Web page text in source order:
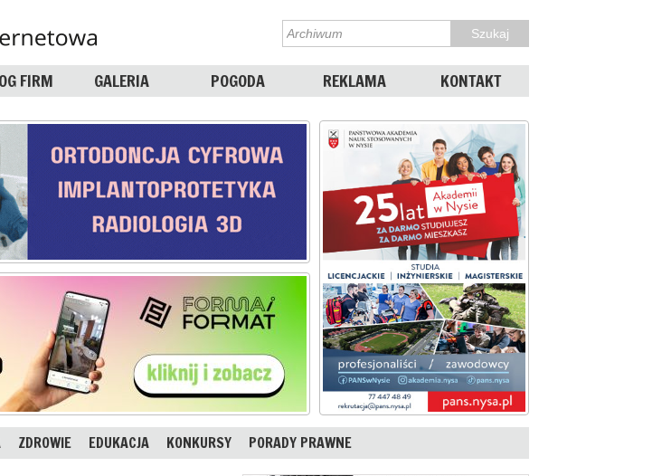
FIRM GALERIA POGODA REKLAMA KONTAKT
ZDROWIE EDUKACJA KONKURSY PORADY PRAWNE